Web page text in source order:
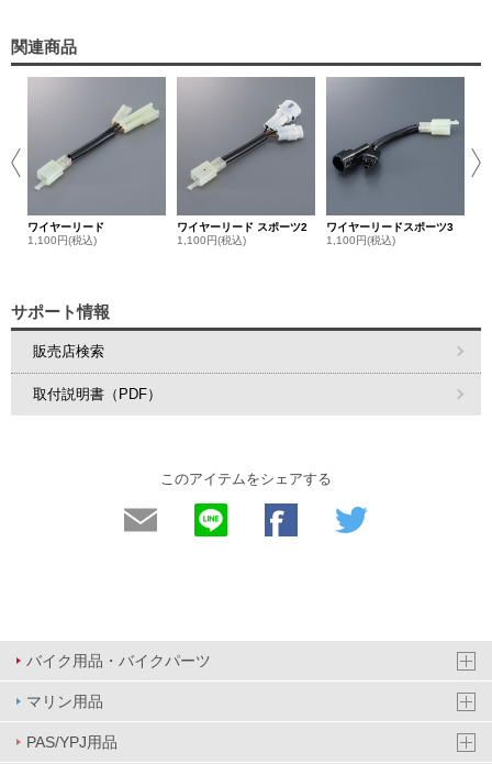
関連商品
ワイヤーリード
1,100円(税込)
ワイヤーリード スポーツ2
1,100円(税込)
ワイヤーリードスポーツ3
1,100円(税込)
サポート情報
販売店検索
取付説明書（PDF）
このアイテムをシェアする
バイク用品・バイクパーツ
マリン用品
PAS/YPJ用品